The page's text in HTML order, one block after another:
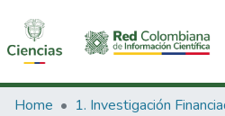
Communities & Collections
Home